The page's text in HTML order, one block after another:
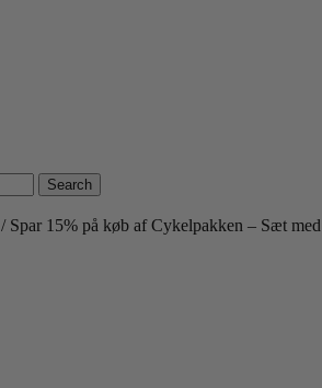
/ Spar 15% på køb af Cykelpakken – Sæt med